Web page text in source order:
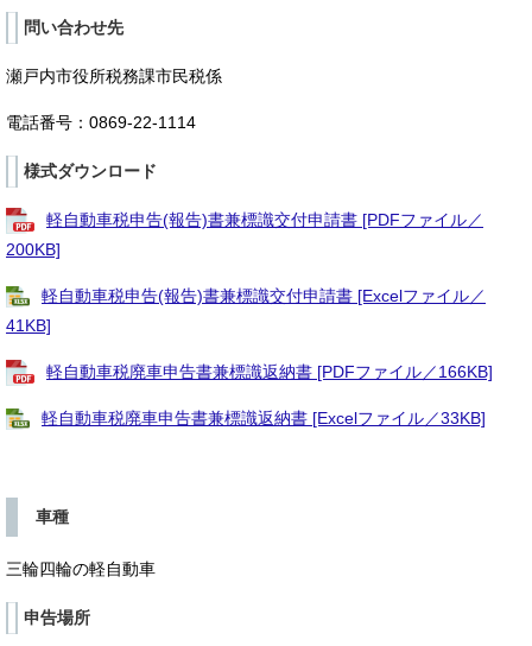
問い合わせ先
瀬戸内市役所税務課市民税係
電話番号：0869-22-1114
様式ダウンロード
軽自動車税申告(報告)書兼標識交付申請書 [PDFファイル／
200KB]
軽自動車税申告(報告)書兼標識交付申請書 [Excelファイル／
41KB]
軽自動車税廃車申告書兼標識返納書 [PDFファイル／166KB]
軽自動車税廃車申告書兼標識返納書 [Excelファイル／33KB]
車種
三輪四輪の軽自動車
申告場所